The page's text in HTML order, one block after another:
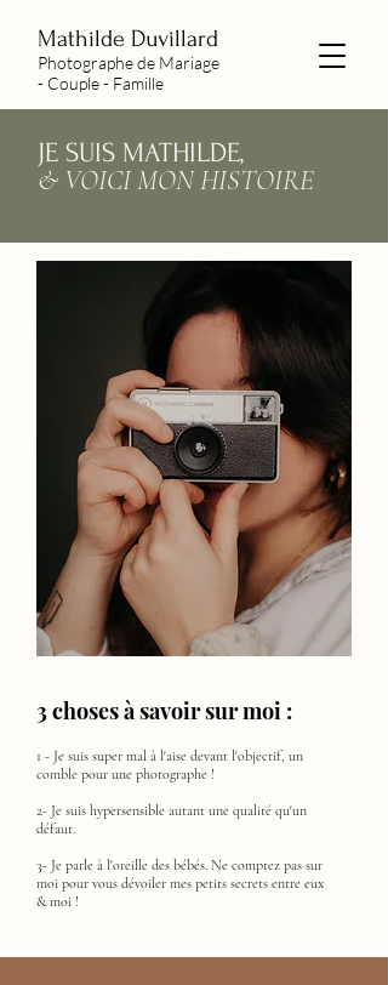
Mathilde Duvillard
Photographe de Mariage
- Couple - Famille
JE SUIS MATHILDE,
& VOICI MON HISTOIRE
3 choses à savoir sur moi :
1 - Je suis super mal à l'aise devant l'objectif, un
comble pour une photographe !
2- Je suis hypersensible autant une qualité qu'un
défaut.
3- Je parle à l'oreille des bébés. Ne comptez pas sur
moi pour vous dévoiler mes petits secrets entre eux
& moi !